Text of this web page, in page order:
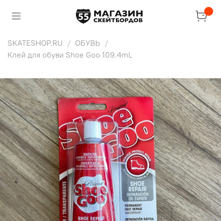
SKATESHOP.RU
ОБУВЬ
Клей для обуви Shoe Goo 109.4mL